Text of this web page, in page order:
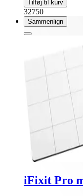
Tilføj til kurv
32750
Sammenlign
iFixit Pro